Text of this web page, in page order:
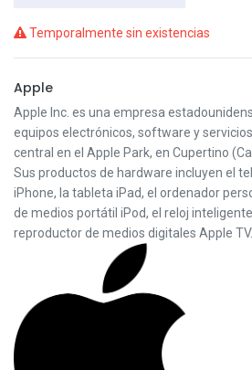
Temporalmente sin existencias
Apple
Apple Inc. es una empresa
equipos electrónicos, software y
central en el Apple Park, en Cupertino
Sus productos de hardware incluyen el
iPhone, la tableta iPad, el ordenador
de medios portátil iPod, el reloj
reproductor de medios digitales Apple TV.